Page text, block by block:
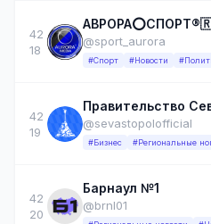
42
18
@sport_aurora
#Спорт #Новости
42
19
Правительство
@sevastopolofficial
#Бизнес #Региональные
42
20
Барнаул №1
@brnl01